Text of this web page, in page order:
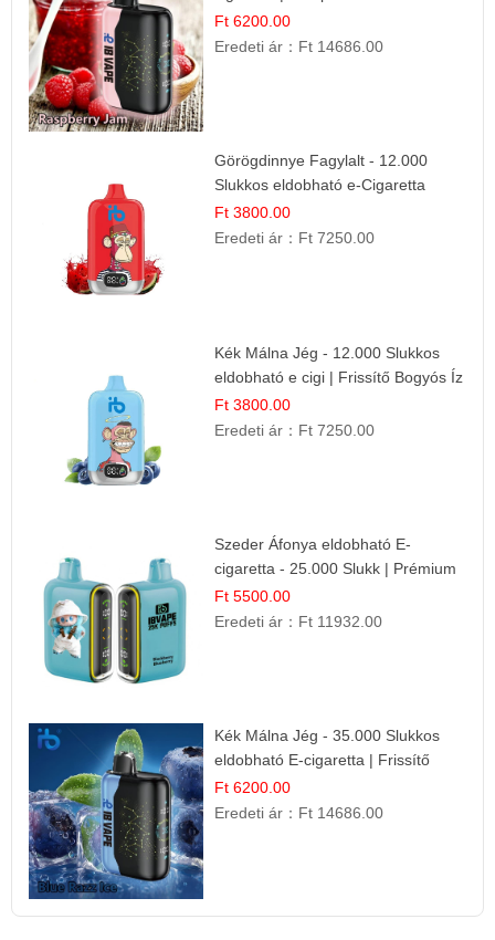
Gyümölcs Íz
Ft 6200.00
Eredeti ár： Ft 14686.00
Görögdinnye Fagylalt - 12.000
Slukkos eldobható e-Cigaretta
Ft 3800.00
Eredeti ár： Ft 7250.00
Kék Málna Jég - 12.000 Slukkos
eldobható e cigi | Frissítő Bogyós Íz
Ft 3800.00
Eredeti ár： Ft 7250.00
Szeder Áfonya eldobható E-
cigaretta - 25.000 Slukk | Prémium
Gyümölcs Íz
Ft 5500.00
Eredeti ár： Ft 11932.00
Kék Málna Jég - 35.000 Slukkos
eldobható E-cigaretta | Frissítő
Ízélmény
Ft 6200.00
Eredeti ár： Ft 14686.00